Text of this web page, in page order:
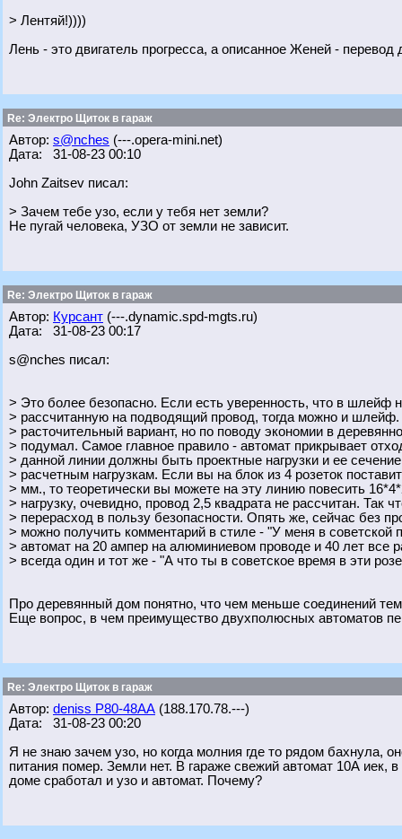
> Лентяй!))))
Лень - это двигатель прогресса, а описанное Женей -
Re: Электро Щиток в гараж
Автор: s@nches (---.opera-mini.net)
Дата: 31-08-23 00:10
John Zaitsev писал:
> Зачем тебе узо, если у тебя нет земли?
Не пугай человека, УЗО от земли не зависит.
Re: Электро Щиток в гараж
Автор: Курсант (---.dynamic.spd-mgts.ru)
Дата: 31-08-23 00:17
s@nches писал:
> Это более безопасно. Если есть уверенность, что в шлейф
> рассчитанную на подводящий провод, тогда можно и
> расточительный вариант, но по поводу экономии в
> подумал. Самое главное правило - автомат прикрывает
> данной линии должны быть проектные нагрузки и ее
> расчетным нагрузкам. Если вы на блок из 4 розеток
> мм., то теоретически вы можете на эту линию повесить
> нагрузку, очевидно, провод 2,5 квадрата не рассчитан. Так
> перерасход в пользу безопасности. Опять же, сейчас без
> можно получить комментарий в стиле - "У меня в советской
> автомат на 20 ампер на алюминиевом проводе и 40 лет все
> всегда один и тот же - "А что ты в советское время в эти
Про деревянный дом понятно, что чем меньше соединений
Еще вопрос, в чем преимущество двухполюсных автоматов
Re: Электро Щиток в гараж
Автор: deniss Р80-48АА (188.170.78.---)
Дата: 31-08-23 00:20
Я не знаю зачем узо, но когда молния где то рядом бахнула,
питания помер. Земли нет. В гараже свежий автомат 10А иек,
доме сработал и узо и автомат. Почему?